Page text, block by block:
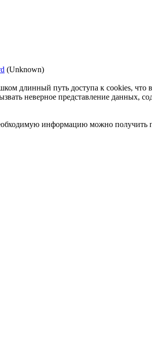
(Unknown)
длинный путь доступа к cookies, что
неверное представление данных,
информацию можно получить